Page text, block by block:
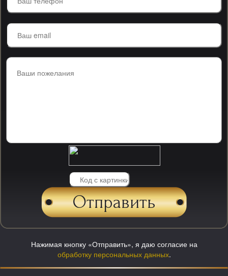
Нажимая кнопку «Отправить», я даю согласие на
обработку персональных данных.